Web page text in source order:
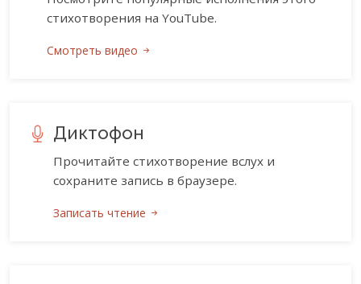
стихотворения на YouTube.
Смотреть видео
Диктофон
Прочитайте стихотворение вслух и
сохраните запись в браузере.
Записать чтение